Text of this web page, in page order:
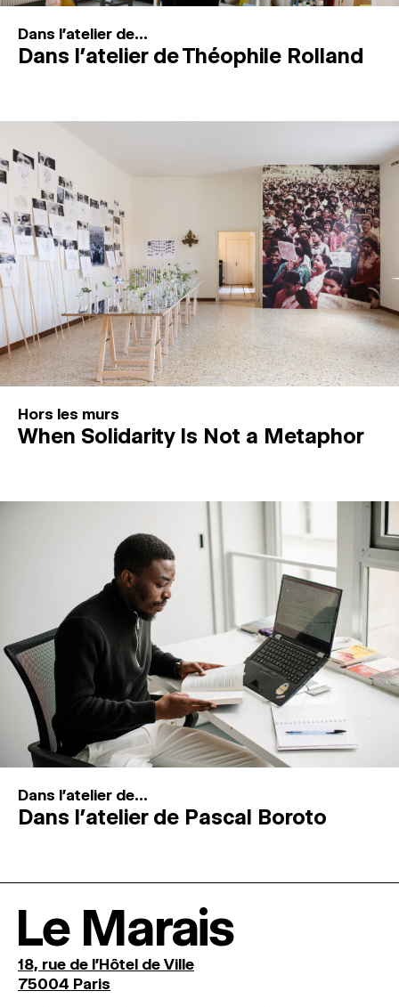
Dans l'atelier de...
Dans l’atelier de Théophile Rolland
Hors les murs
When Solidarity Is Not a Metaphor
Dans l'atelier de...
Dans l’atelier de Pascal Boroto
Le Marais
18, rue de l'Hôtel de Ville
75004 Paris